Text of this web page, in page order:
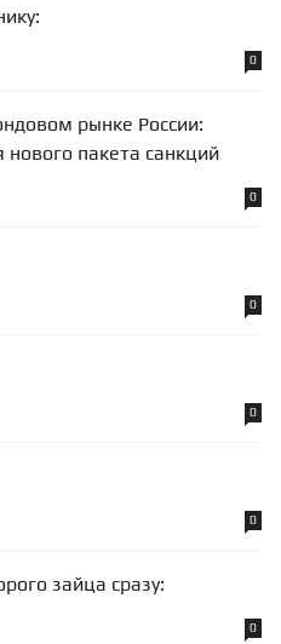
0
рынке России:
нового пакета санкций
0
0
0
0
зайца сразу:
0